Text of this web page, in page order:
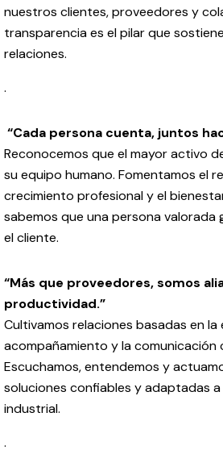
nuestros clientes, proveedores y
transparencia es el pilar que
relaciones.
.
“Cada persona cuenta, juntos
Reconocemos que el mayor activo de
su equipo humano. Fomentamos el
crecimiento profesional y el
sabemos que una persona valorada
el cliente.
“Más que proveedores, somos
productividad.”
Cultivamos relaciones basadas en la
acompañamiento y la comunicación
Escuchamos, entendemos y
soluciones confiables y adaptadas
industrial.
.